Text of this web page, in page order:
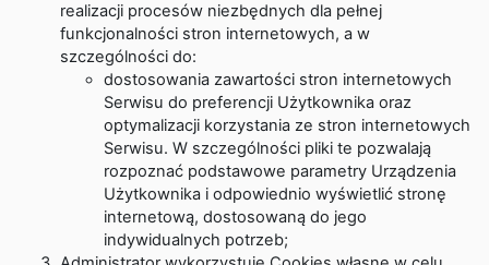
realizacji procesów niezbędnych dla pełnej
funkcjonalności stron internetowych, a w
szczególności do:
dostosowania zawartości stron internetowych
Serwisu do preferencji Użytkownika oraz
optymalizacji korzystania ze stron internetowych
Serwisu. W szczególności pliki te pozwalają
rozpoznać podstawowe parametry Urządzenia
Użytkownika i odpowiednio wyświetlić stronę
internetową, dostosowaną do jego
indywidualnych potrzeb;